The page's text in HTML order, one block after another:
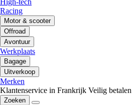
Racing
Motor & scooter
Offroad
Avontuur
Werkplaats
Bagage
Uitverkoop
Merken
Klantenservice in Frankrijk Veilig betalen
Zoeken